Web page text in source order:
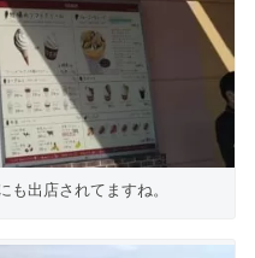
も出店されてますね。